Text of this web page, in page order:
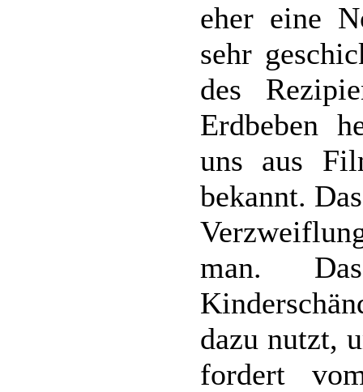
eher eine
sehr
des
Erdbeben
uns aus
bekannt.
man.
dazu nutzt,
fordert